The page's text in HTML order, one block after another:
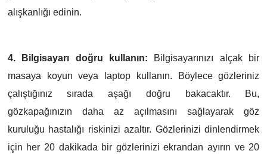
alışkanlığı edinin.
4. Bilgisayarı doğru kullanın: Bilgisayarınızı alçak bir
masaya koyun veya laptop kullanın. Böylece gözleriniz
çalıştığınız sırada aşağı doğru bakacaktır. Bu,
gözkapağınızın daha az açılmasını sağlayarak göz
kuruluğu hastalığı riskinizi azaltır. Gözlerinizi dinlendirmek
için her 20 dakikada bir gözlerinizi ekrandan ayırın ve 20